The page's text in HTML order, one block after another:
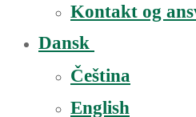
Kontakt og
Dansk
Čeština
English